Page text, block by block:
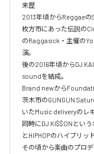
来歴
2013年頃からReggaeの
枚方市にあった伝説の
のRaggasick・主催の
演。
後の2016年頃からDJ
soundを結成。
Brand newから
茨木市のGUNGUN
いたMusic deliveryのレ
同時にDJ KI$$ONとい
とHIPHOPのハイブリッ
その頃から楽曲のプロデ